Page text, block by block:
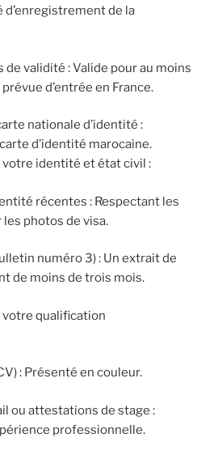
de la
de validité : Valide pour au moins
d’entrée en France.
nationale d’identité :
d’identité marocaine.
identité et état civil :
récentes : Respectant les
photos de visa.
numéro 3) : Un extrait de
de moins de trois mois.
qualification
: Présenté en couleur.
ou attestations de stage :
professionnelle.